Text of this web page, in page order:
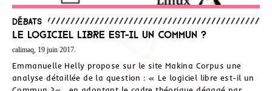
Débats
Le logiciel libre est-il un Commun ?
calimaq, 19 juin 2017.
Emmanuelle Helly propose sur le site Makina Corpus une
analyse détaillée de la question : « Le logiciel libre est-il un